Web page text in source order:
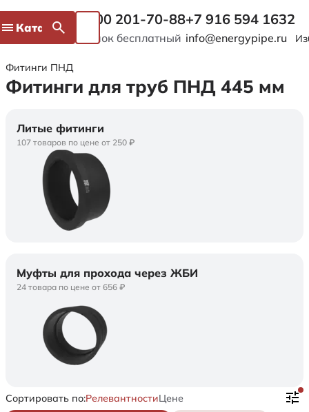
Каталог 8 800 201-70-88
Звонок бесплатный
+7 916 594 1632
info@energypipe.ru
Фитинги ПНД
Фитинги для труб ПНД 445 мм
Литые фитинги
107 товаров по цене от 250 ₽
Муфты для прохода через ЖБИ
24 товара по цене от 656 ₽
Сортировать по:РелевантностиЦене